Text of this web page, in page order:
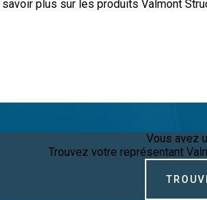
plus sur les produits Valmont
Vous avez
Trouvez votre représentant